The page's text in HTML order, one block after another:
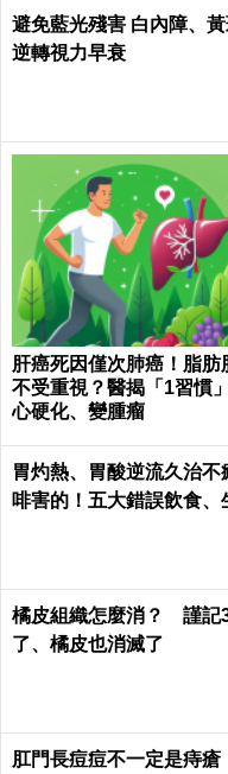
避免藍光殘害 白內障、
逆轉視力早衰
肝癌死因僅次肺癌！脂肪
不受重視？醫揭「1習慣
心硬化、變腫瘤
胃灼熱、胃酸逆流久治不
啡害的！五大錯誤飲食、
橘皮組織怎麼消？ 謹記
了、橘皮也消滅了
肛門長痘痘不一定是痔瘡